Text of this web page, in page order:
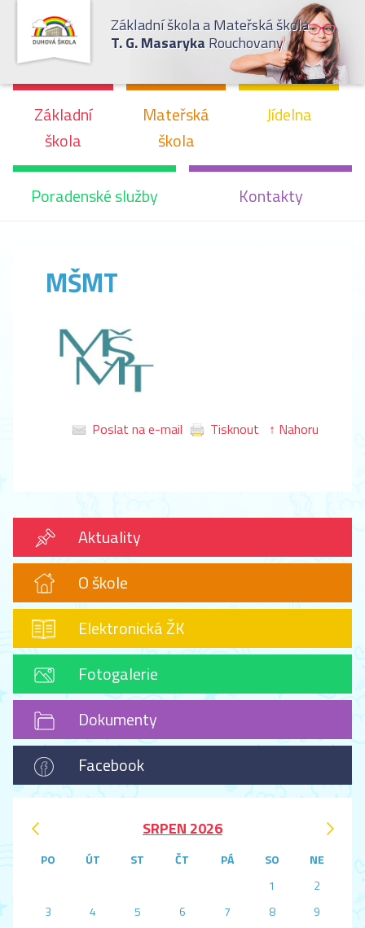
Základní škola a Mateřská škola
T. G. MasarykaRouchovany
Základní
škola
Mateřská
škola
Jídelna
Poradenské služby Kontakty
MŠMT
Poslat na e-mail Tisknout ↑ Nahoru
Aktuality
O škole
Elektronická ŽK
Fotogalerie
Dokumenty
Facebook
SRPEN 2026
PO ÚT ST ČT PÁ SO
NE
1
2
3
4 5 6 7 8
9